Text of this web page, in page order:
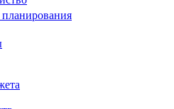
планирования